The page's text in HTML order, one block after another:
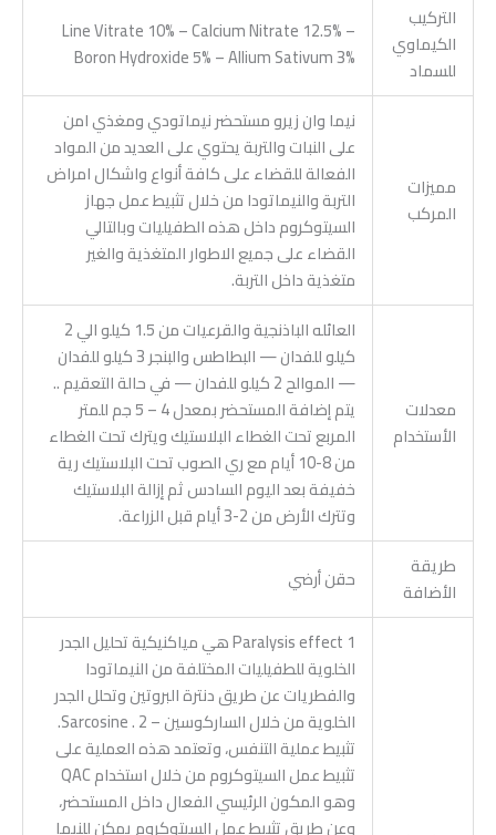
التركيب
الكيماوي
للسماد
Line Vitrate 10% – Calcium Nitrate 12.5% –
Boron Hydroxide 5% – Allium Sativum 3%
مميزات
المركب
نيما وان زيرو مستحضر نيماتودي ومغذي امن
على النبات والتربة يحتوي على العديد من المواد
الفعالة للقضاء على كافة أنواع واشكال امراض
التربة والنيماتودا من خلال تثبيط عمل جهاز
السيتوكروم داخل هذه الطفيليات وبالتالي
القضاء على جميع الاطوار المتغذية والغير
متغذية داخل التربة.
معدلات
الأستخدام
العائله الباذنجية والقرعيات من 1.5 كيلو الي 2
كيلو للفدان — البطاطس والبنجر 3 كيلو للفدان
— الموالح 2 كيلو للفدان — في حالة التعقيم ..
يتم إضافة المستحضر بمعدل 4 – 5 جم للمتر
المربع تحت الغطاء البلاستيك ويترك تحت الغطاء
من 8-10 أيام مع ري الصوب تحت البلاستيك رية
خفيفة بعد اليوم السادس ثم إزالة البلاستيك
وتترك الأرض من 2-3 أيام قبل الزراعة.
طريقة
الأضافة
حقن أرضي
1 Paralysis effect هي مياكنيكية تحليل الجدر
الخلوية للطفيليات المختلفة من النيماتودا
والفطريات عن طريق دنترة البروتين وتحلل الجدر
الخلوية من خلال الساركوسين – Sarcosine . 2.
تثبيط عملية التنفس، وتعتمد هذه العملية على
تثبيط عمل السيتوكروم من خلال استخدام QAC
وهو المكون الرئيسي الفعال داخل المستحضر،
وعن طريق تثبيط عمل السيتوكروم يمكن للنيما